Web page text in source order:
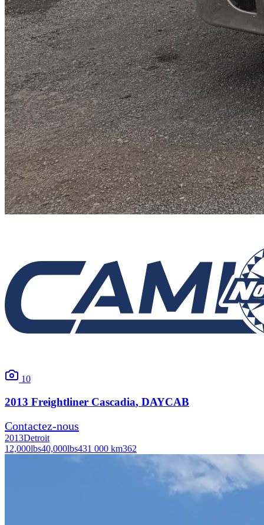
10
2013 Freightliner Cascadia, DAYCAB
Contactez-nous
2013Detroit
12,000lbs40,000lbs431 000 km362